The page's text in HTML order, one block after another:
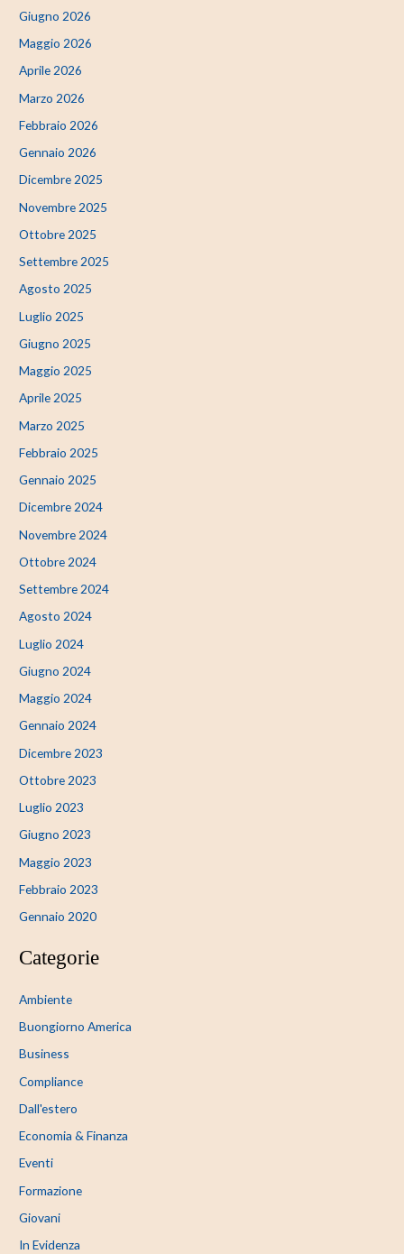
Giugno 2026
Maggio 2026
Aprile 2026
Marzo 2026
Febbraio 2026
Gennaio 2026
Dicembre 2025
Novembre 2025
Ottobre 2025
Settembre 2025
Agosto 2025
Luglio 2025
Giugno 2025
Maggio 2025
Aprile 2025
Marzo 2025
Febbraio 2025
Gennaio 2025
Dicembre 2024
Novembre 2024
Ottobre 2024
Settembre 2024
Agosto 2024
Luglio 2024
Giugno 2024
Maggio 2024
Gennaio 2024
Dicembre 2023
Ottobre 2023
Luglio 2023
Giugno 2023
Maggio 2023
Febbraio 2023
Gennaio 2020
Categorie
Ambiente
Buongiorno America
Business
Compliance
Dall'estero
Economia & Finanza
Eventi
Formazione
Giovani
In Evidenza